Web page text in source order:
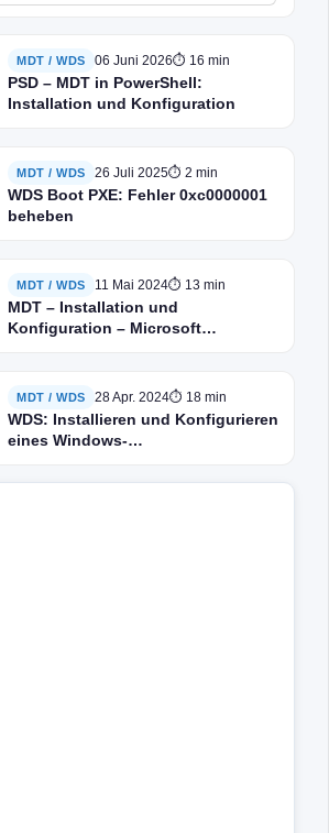
MDT / WDS 06 Juni 2026⏱ 16 min
PSD – MDT in PowerShell:
Installation und Konfiguration
MDT / WDS 26 Juli 2025⏱ 2 min
WDS Boot PXE: Fehler 0xc0000001
beheben
MDT / WDS 11 Mai 2024⏱ 13 min
MDT – Installation und
Konfiguration – Microsoft
MDT / WDS 28 Apr. 2024⏱ 18 min
WDS: Installieren und Konfigurieren
eines Windows-